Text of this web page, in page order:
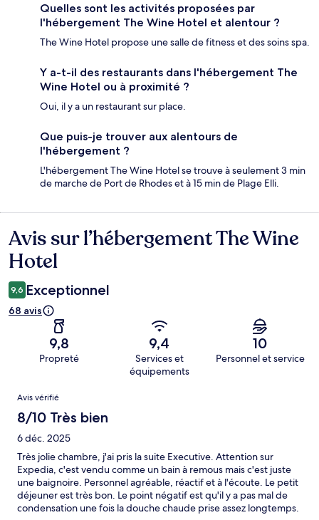
Quelles sont les activités proposées par
l'hébergement The Wine Hotel et alentour ?
The Wine Hotel propose une salle de fitness et des soins spa.
Y a-t-il des restaurants dans l'hébergement The
Wine Hotel ou à proximité ?
Oui, il y a un restaurant sur place.
Que puis-je trouver aux alentours de
l'hébergement ?
L'hébergement The Wine Hotel se trouve à seulement 3 min
de marche de Port de Rhodes et à 15 min de Plage Elli.
Avis
Avis sur l’hébergement The Wine
Hotel
9,6 Exceptionnel
68 avis
9,8
Propreté
9,4
Services et
équipements
10
Personnel et service
Avis
Avis vérifié
8/10 Très bien
6 déc. 2025
Très jolie chambre, j'ai pris la suite Executive. Attention sur
Expedia, c'est vendu comme un bain à remous mais c'est juste
une baignoire. Personnel agréable, réactif et à l'écoute. Le petit
déjeuner est très bon. Le point négatif est qu'il y a pas mal de
condensation une fois la douche chaude prise assez longtemps.